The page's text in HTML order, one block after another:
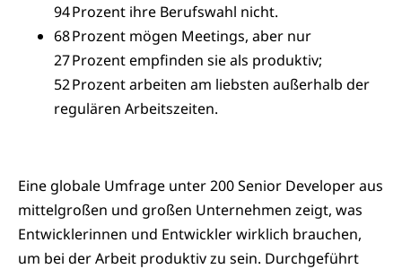
94 Prozent ihre Berufswahl nicht.
68 Prozent mögen Meetings, aber nur
27 Prozent empfinden sie als produktiv;
52 Prozent arbeiten am liebsten außerhalb der
regulären Arbeitszeiten.
Eine globale Umfrage unter 200 Senior Developer aus
mittelgroßen und großen Unternehmen zeigt, was
Entwicklerinnen und Entwickler wirklich brauchen,
um bei der Arbeit produktiv zu sein. Durchgeführt